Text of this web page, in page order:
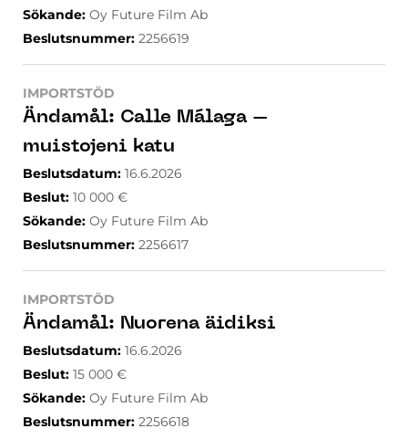
Sökande: Oy Future Film Ab
Beslutsnummer: 2256619
IMPORTSTÖD
Ändamål: Calle Málaga –
muistojeni katu
Beslutsdatum: 16.6.2026
Beslut: 10 000 €
Sökande: Oy Future Film Ab
Beslutsnummer: 2256617
IMPORTSTÖD
Ändamål: Nuorena äidiksi
Beslutsdatum: 16.6.2026
Beslut: 15 000 €
Sökande: Oy Future Film Ab
Beslutsnummer: 2256618